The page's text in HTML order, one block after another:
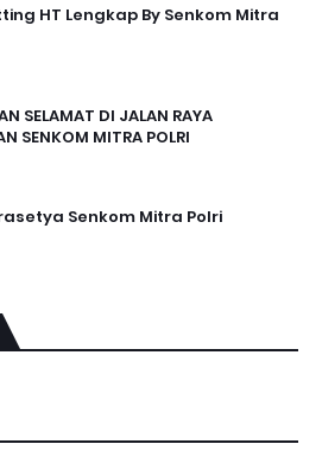
HT Lengkap By Senkom Mitra
SELAMAT DI JALAN RAYA
SENKOM MITRA POLRI
Senkom Mitra Polri